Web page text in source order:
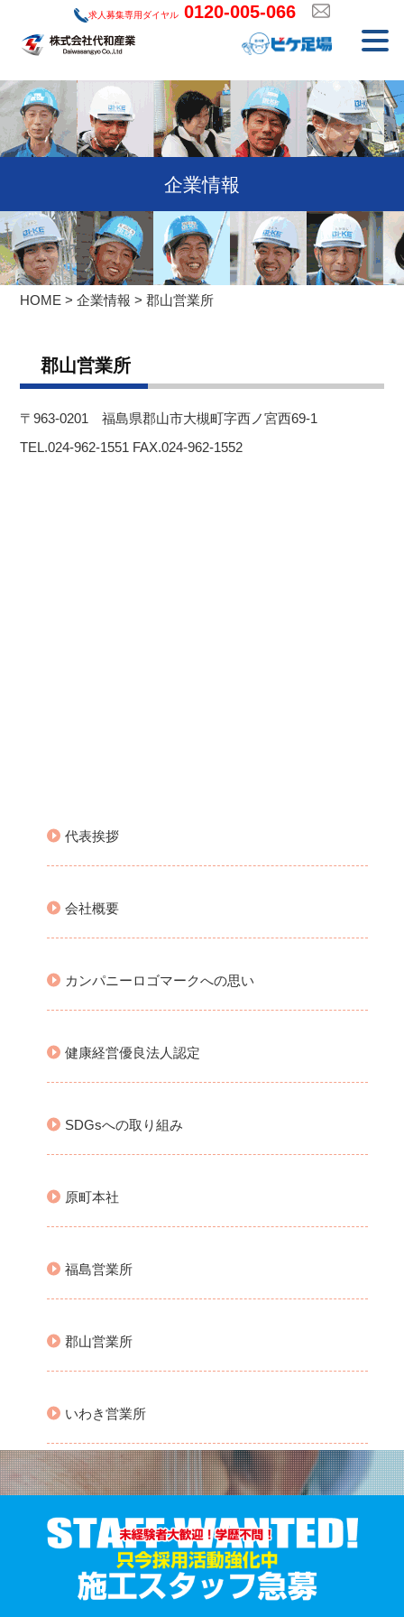
ン
ツ
ス
プ
求人募集専用ダイヤル 0120-005-066
企業情報
HOME >企業情報 >郡山営業所
郡山営業所
〒963-0201 福島県郡山市大槻町字西ノ宮西69-1
TEL.024-962-1551 FAX.024-962-1552
代表挨拶
会社概要
カンパニーロゴマークへの思い
健康経営優良法人認定
SDGsへの取り組み
原町本社
福島営業所
郡山営業所
いわき営業所